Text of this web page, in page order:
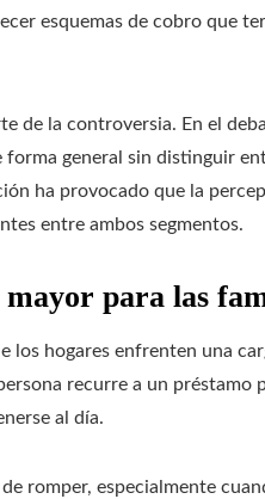
esquemas de cobro que
de la controversia. En el
general sin distinguir
ha provocado que la
entre ambos segmentos.
mayor para las
los hogares enfrenten una
recurre a un
al día.
romper, especialmente